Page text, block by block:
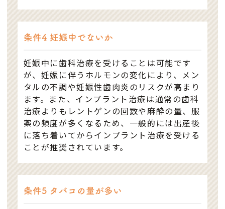
条件4 妊娠中でないか
妊娠中に歯科治療を受けることは可能です
が、妊娠に伴うホルモンの変化により、メン
タルの不調や妊娠性歯肉炎のリスクが高まり
ます。また、インプラント治療は通常の歯科
治療よりもレントゲンの回数や麻酔の量、服
薬の頻度が多くなるため、一般的には出産後
に落ち着いてからインプラント治療を受ける
ことが推奨されています。
条件5 タバコの量が多い